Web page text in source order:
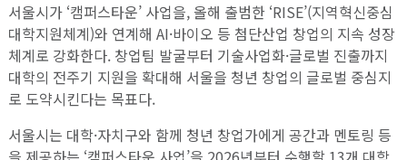
서울시가 ‘캠퍼스타운’ 사업을, 올해 출범한 ‘RISE’(지역혁신중심
대학지원체계)와 연계해 AI·바이오 등 첨단산업 창업의 지속 성장
체계로 강화한다. 창업팀 발굴부터 기술사업화·글로벌 진출까지
대학의 전주기 지원을 확대해 서울을 청년 창업의 글로벌 중심지
로 도약시킨다는 목표다.
서울시는 대학·자치구와 함께 청년 창업가에게 공간과 멘토링 등